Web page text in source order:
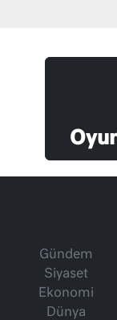
Gündem
Siyaset
Ekonomi
Dünya